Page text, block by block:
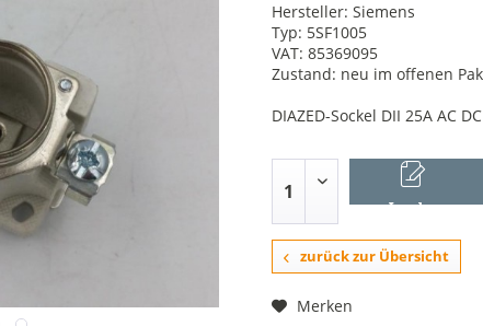
Hersteller: Siemens
Typ: 5SF1005
VAT: 85369095
Zustand: neu im offenen
DIAZED-Sockel DII 25A AC
In den
Warenkorb
zurück zur Übersicht
Merken